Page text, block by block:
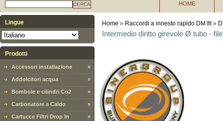
CERCA HOME
Lingue
Prodotti
Accessori installazione »
Addolcitori acqua »
Bombole e cilindri Co2 »
Carbonatore a Caldo »
Cartucce Filtri Drop In »
Home » Raccordi a innesto rapido DM fit »
Intermedio diritto girevole Ø tubo -